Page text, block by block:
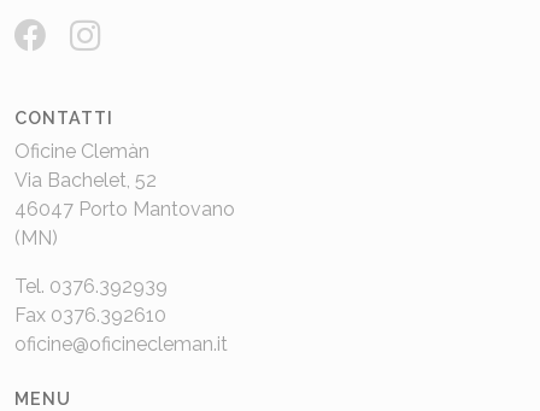
CONTATTI
Oficine Clemàn
Via Bachelet, 52
46047 Porto Mantovano
(MN)
Tel. 0376.392939
Fax 0376.392610
oficine@oficinecleman.it
MENU